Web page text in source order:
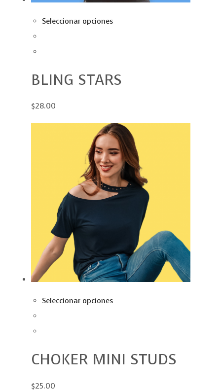
Seleccionar opciones
BLING STARS
$28.00
Seleccionar opciones
CHOKER MINI STUDS
$25.00